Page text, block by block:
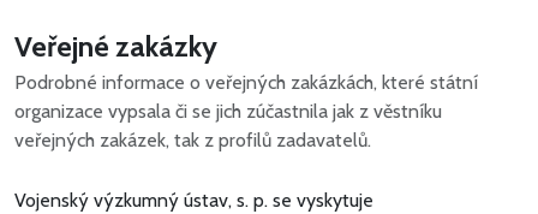
Veřejné zakázky
Podrobné informace o veřejných zakázkách, které státní
organizace vypsala či se jich zúčastnila jak z věstníku
veřejných zakázek, tak z profilů zadavatelů.
Vojenský výzkumný ústav, s. p. se vyskytuje